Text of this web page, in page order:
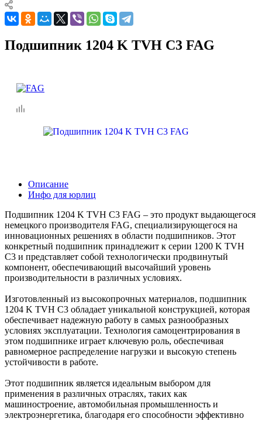
Подшипник 1204 K TVH C3 FAG
Описание
Инфо для юрлиц
Подшипник 1204 K TVH C3 FAG – это продукт выдающегося
немецкого производителя FAG, специализирующегося на
инновационных решениях в области подшипников. Этот
конкретный подшипник принадлежит к серии 1200 K TVH
C3 и представляет собой технологически продвинутый
компонент, обеспечивающий высочайший уровень
производительности в различных условиях.
Изготовленный из высокопрочных материалов, подшипник
1204 K TVH C3 обладает уникальной конструкцией, которая
обеспечивает надежную работу в самых разнообразных
условиях эксплуатации. Технология самоцентрирования в
этом подшипнике играет ключевую роль, обеспечивая
равномерное распределение нагрузки и высокую степень
устойчивости в работе.
Этот подшипник является идеальным выбором для
применения в различных отраслях, таких как
машиностроение, автомобильная промышленность и
электроэнергетика, благодаря его способности эффективно